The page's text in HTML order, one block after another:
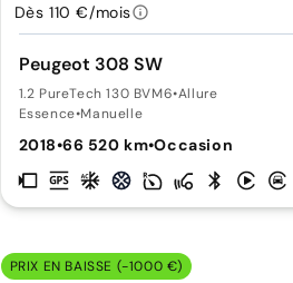
Peugeot 308 SW
1.2 PureTech 130 BVM6•Allure
Essence•Manuelle
2018•66 520 km•Occasion
Dès 110 €/mois
PRIX EN BAISSE (-1000 €)